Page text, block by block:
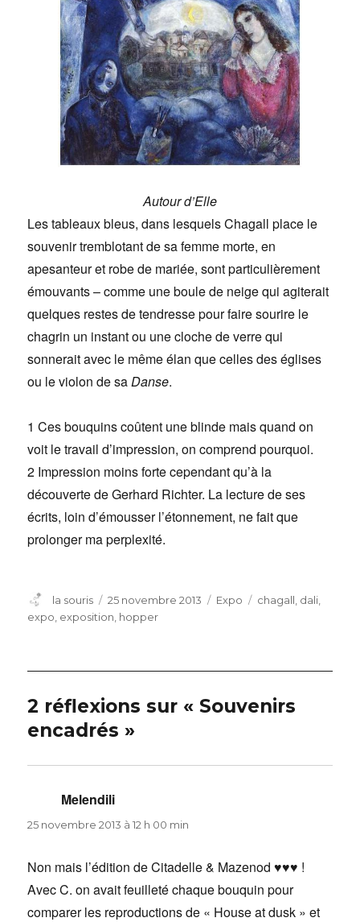
Autour d’Elle
Les tableaux bleus, dans lesquels Chagall place le
souvenir tremblotant de sa femme morte, en
apesanteur et robe de mariée, sont particulièrement
émouvants – comme une boule de neige qui agiterait
quelques restes de tendresse pour faire sourire le
chagrin un instant ou une cloche de verre qui
sonnerait avec le même élan que celles des églises
ou le violon de saDanse.
1 Ces bouquins coûtent une blinde mais quand on
voit le travail d’impression, on comprend pourquoi.
2 Impression moins forte cependant qu’à la
découverte de Gerhard Richter. La lecture de ses
écrits, loin d’émousser l’étonnement, ne fait que
prolonger ma perplexité.
Auteur
la souris
Publié
le
25 novembre 2013 Catégories
Expo Étiquettes
chagall dali
expo exposition hopper
2 réflexions sur « Souvenirs
encadrés »
Melendili
25 novembre 2013 à 12 h 00 min
Non mais l’édition de Citadelle & Mazenod ♥♥♥ !
Avec C. on avait feuilleté chaque bouquin pour
comparer les reproductions de « House at dusk » et